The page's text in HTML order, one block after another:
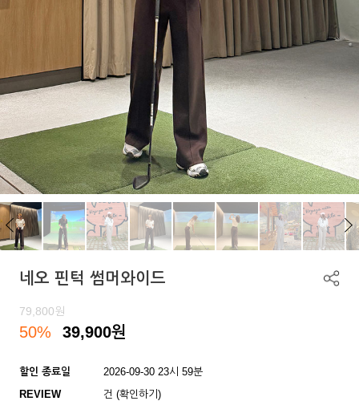
네오 핀턱 썸머와이드
79,800원
50% 39,900원
할인 종료일
2026-09-30 23시 59분
REVIEW
건 (확인하기)